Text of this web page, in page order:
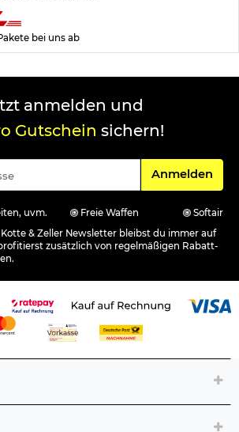
bei uns ab
anmelden und
Gutschein sichern!
Für den
Anmelden
uvm. Freie Waffen
Softair
& Zeller Newsletter bleibst du immer auf
zusätzlich von regelmäßigen Rabatt-